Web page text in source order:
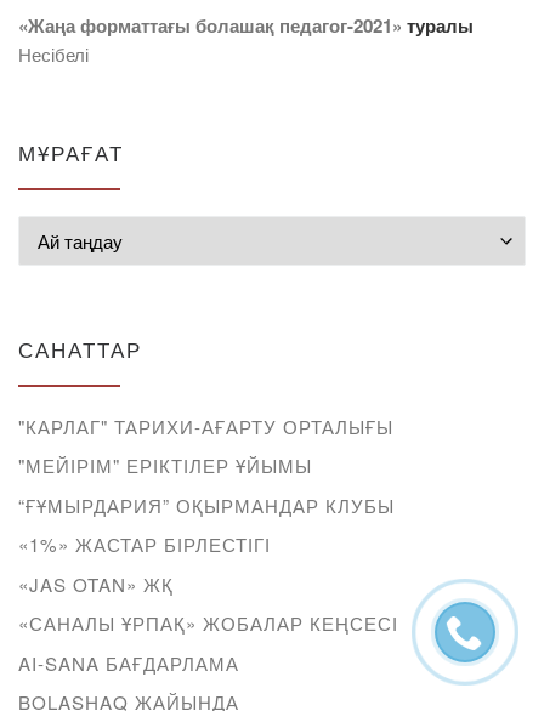
«Жаңа форматтағы болашақ педагог-2021» туралы
Несібелі
МҰРАҒАТ
САНАТТАР
"КАРЛАГ" ТАРИХИ-АҒАРТУ ОРТАЛЫҒЫ
"МЕЙІРІМ" ЕРІКТІЛЕР ҰЙЫМЫ
“ҒҰМЫРДАРИЯ” ОҚЫРМАНДАР КЛУБЫ
«1%» ЖАСТАР БІРЛЕСТІГІ
«JAS OTAN» ЖҚ
«САНАЛЫ ҰРПАҚ» ЖОБАЛАР КЕҢСЕСІ
AI-SANA БАҒДАРЛАМА
BOLASHAQ ЖАЙЫНДА